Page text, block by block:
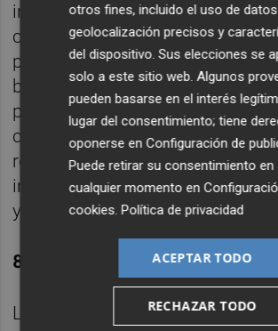
inspiración militar, consistente
cimbras metálicas
permitían construir con gran
bóvedas de espesor reducido y
parabólico. El grupo consta de
casas de dos a tres dormitorios
recoleta. Su nombre se lo da el
impulsó estas casas, en
y ahora convertidas en activo
8. Gasolinera de Oliva
La estación de Oliva ‘El
otros fines, incluido el uso de
geolocalización precisos y
del dispositivo. Sus elecciones se
solo a este sitio web. Algunos
pueden basarse en el interés
lugar del consentimiento; tiene
oponerse enConfiguración de
Puede retirar su consentimiento en
cualquier momento en
cookies.Política de privacidad
ACEPTAR TODO
RECHAZAR TODO